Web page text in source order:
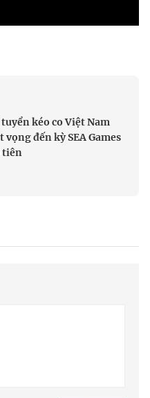
kéo co Việt Nam
vọng đến kỳ SEA Games
tiên